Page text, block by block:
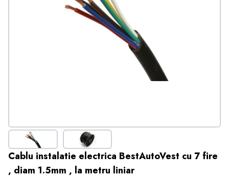
Cablu instalatie electrica BestAutoVest cu 7 fire
, diam 1.5mm , la metru liniar